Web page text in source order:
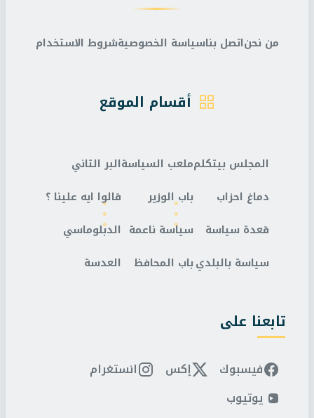
من نحناتصل بناسياسة الخصوصيةشروط الاستخدام
أقسام الموقع
المجلس بيتكلم
دماغ احزاب
قعدة سياسة
سياسة بالبلدي
ملعب السياسة
باب الوزير
سياسة ناعمة
باب المحافظ
البر التاني
قالوا ايه علينا ؟
الدبلوماسي
العدسة
تابعنا على
فيسبوك إكس
انستغرام
يوتيوب